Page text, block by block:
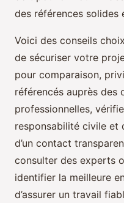
des références
Voici des conseils
de sécuriser votre
pour comparaison,
référencés auprès des
professionnelles,
responsabilité civile et
d’un contact
consulter des experts
identifier la meilleure
d’assurer un travail